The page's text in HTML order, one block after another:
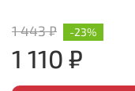
1 443 ₽
1 110 ₽
-23%